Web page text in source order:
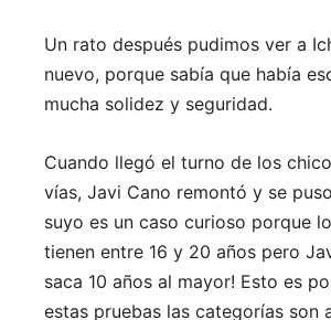
Un rato después pudimos ver a
nuevo, porque sabía que había
mucha solidez y seguridad.
Cuando llegó el turno de los
vías, Javi Cano remontó y se
suyo es un caso curioso porque
tienen entre 16 y 20 años pero
saca 10 años al mayor! Esto es
estas pruebas las categorías son